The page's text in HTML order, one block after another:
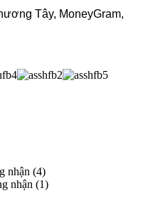
Tây, MoneyGram,